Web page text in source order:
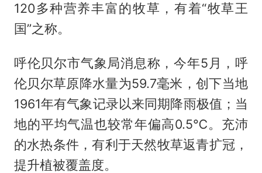
120多种营养丰富的牧草，有着“牧草王
国”之称。
呼伦贝尔市气象局消息称，今年5月，呼
伦贝尔草原降水量为59.7毫米，创下当地
1961年有气象记录以来同期降雨极值；当
地的平均气温也较常年偏高0.5℃。充沛
的水热条件，有利于天然牧草返青扩冠，
提升植被覆盖度。